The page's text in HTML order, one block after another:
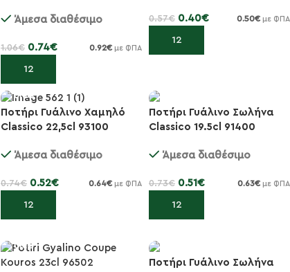
Άμεσα διαθέσιμο
1.06€ 0.74€ 0.92€ με ΦΠΑ
Προσθήκη στο καλάθι
0.57€ 0.40€ 0.50€ με ΦΠΑ
Προσθήκη στο καλάθι
-30%
Ποτήρι Γυάλινο Χαμηλό
Classico 22,5cl 93100
Άμεσα διαθέσιμο
0.74€ 0.52€ 0.64€ με ΦΠΑ
Προσθήκη στο καλάθι
-30%
Ποτήρι Γυάλινο Σωλήνα
Classico 19.5cl 91400
Άμεσα διαθέσιμο
0.73€ 0.51€ 0.63€ με ΦΠΑ
Προσθήκη στο καλάθι
Ποτήρι Γυάλινο Σωλήνα